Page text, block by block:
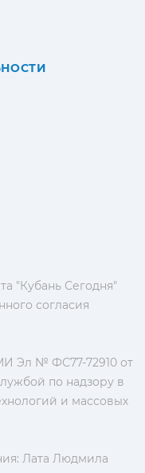
"Кубань Сегодня"
согласия
Эл № ФС77-72910 от
по надзору в
и массовых
Лата Людмила